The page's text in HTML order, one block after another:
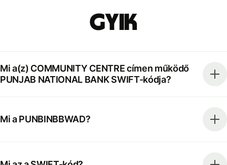
GYIK
Mi a(z) COMMUNITY CENTRE címen működő
PUNJAB NATIONAL BANK SWIFT-kódja?
Mi a PUNBINBBWAD?